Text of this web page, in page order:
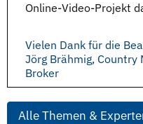
Online-Video-Projekt
Vielen Dank für die
Jörg Brähmig, Country
Broker
Alle Themen &